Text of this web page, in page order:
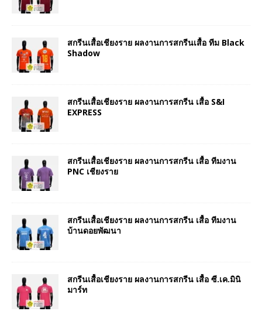
สกรีนเสื้อเชียงราย ผลงานการสกรีนเสื้อ ทีม Black
Shadow
สกรีนเสื้อเชียงราย ผลงานการสกรีน เสื้อ S&I
EXPRESS
สกรีนเสื้อเชียงราย ผลงานการสกรีน เสื้อ ทีมงาน
PNC เชียงราย
สกรีนเสื้อเชียงราย ผลงานการสกรีน เสื้อ ทีมงาน
บ้านดอยพัฒนา
สกรีนเสื้อเชียงราย ผลงานการสกรีน เสื้อ ซี.เค.มินิ
มาร์ท